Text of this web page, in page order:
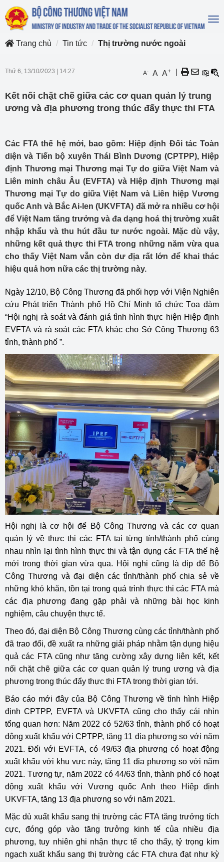
Trang chủ
Tin tức Thị trường nước ngoài
Thứ 6, 13/10/2023 14:27 A- A A+
Kết nối chặt chẽ giữa các cơ quan quản lý trung
ương và địa phương trong thúc đẩy thực thi FTA
Các FTA thế hệ mới, bao gồm: Hiệp định Đối tác Toàn
diện và Tiến bộ xuyên Thái Bình Dương (CPTPP), Hiệp
định Thương mại Thương mại Tự do giữa Việt Nam và
Liên minh châu Âu (EVFTA) và Hiệp định Thương mại
Thương mại Tự do giữa Việt Nam và Liên hiệp Vương
quốc Anh và Bắc Ai-len (UKVFTA) đã mở ra nhiều cơ hội
để Việt Nam tăng trưởng và đa dạng hoá thị trường xuất
nhập khẩu và thu hút đầu tư nước ngoài. Mặc dù vậy,
những kết quả thực thi FTA trong những năm vừa qua
cho thấy Việt Nam vẫn còn dư địa rất lớn để khai thác
hiệu quả hơn nữa các thị trường này.
Ngày 12/10, Bộ Công Thương đã phối hợp với Viện Nghiên
cứu Phát triển Thành phố Hồ Chí Minh tổ chức Tọa đàm
“Hội nghị rà soát và đánh giá tình hình thực hiện Hiệp định
EVFTA và rà soát các FTA khác cho Sở Công Thương 63
tỉnh, thành phố ”.
Hội nghị là cơ hội để Bộ Công Thương và các cơ quan
quản lý về thực thi các FTA tại từng tỉnh/thành phố cùng
nhau nhìn lại tình hình thực thi và tận dụng các FTA thế hệ
mới trong thời gian vừa qua. Hội nghị cũng là dịp để Bộ
Công Thương và đại diện các tỉnh/thành phố chia sẻ về
những khó khăn, tồn tại trong quá trình thực thi các FTA mà
các địa phương đang gặp phải và những bài học kinh
nghiệm, câu chuyện thực tế.
Theo đó, đại diện Bộ Công Thương cùng các tỉnh/thành phố
đã trao đổi, đề xuất ra những giải pháp nhằm tận dụng hiệu
quả các FTA cũng như tăng cường xây dựng liên kết, kết
nối chặt chẽ giữa các cơ quan quản lý trung ương và địa
phương trong thúc đẩy thực thi FTA trong thời gian tới.
Báo cáo mới đây của Bộ Công Thương về tình hình Hiệp
định CPTPP, EVFTA và UKVFTA cũng cho thấy cái nhìn
tổng quan hơn: Năm 2022 có 52/63 tỉnh, thành phố có hoạt
động xuất khẩu với CPTPP, tăng 11 địa phương so với năm
2021. Đối với EVFTA, có 49/63 địa phương có hoạt động
xuất khẩu với khu vực này, tăng 11 địa phương so với năm
2021. Tương tự, năm 2022 có 44/63 tỉnh, thành phố có hoạt
động xuất khẩu với Vương quốc Anh theo Hiệp định
UKVFTA, tăng 13 địa phương so với năm 2021.
Mặc dù xuất khẩu sang thị trường các FTA tăng trưởng tích
cực, đóng góp vào tăng trưởng kinh tế của nhiều địa
phương, tuy nhiên ghi nhận thực tế cho thấy, tỷ trọng kim
ngạch xuất khẩu sang thị trường các FTA chưa đạt như kỳ